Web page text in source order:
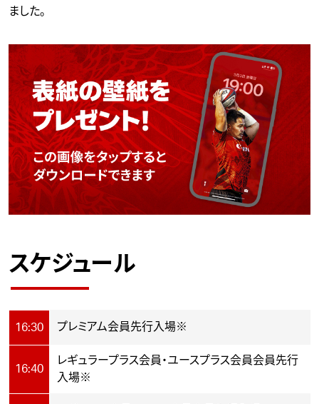
ました。
スケジュール
16:30 プレミアム会員先行入場※
16:40
レギュラープラス会員・ユースプラス会員会員先行
入場※